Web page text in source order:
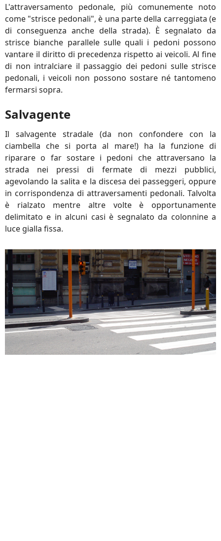
L'attraversamento pedonale, più comunemente noto
come "strisce pedonali", è una parte della carreggiata (e
di conseguenza anche della strada). È segnalato da
strisce bianche parallele sulle quali i pedoni possono
vantare il diritto di precedenza rispetto ai veicoli. Al fine
di non intralciare il passaggio dei pedoni sulle strisce
pedonali, i veicoli non possono sostare né tantomeno
fermarsi sopra.
Salvagente
Il salvagente stradale (da non confondere con la
ciambella che si porta al mare!) ha la funzione di
riparare o far sostare i pedoni che attraversano la
strada nei pressi di fermate di mezzi pubblici,
agevolando la salita e la discesa dei passeggeri, oppure
in corrispondenza di attraversamenti pedonali. Talvolta
è rialzato mentre altre volte è opportunamente
delimitato e in alcuni casi è segnalato da colonnine a
luce gialla fissa.